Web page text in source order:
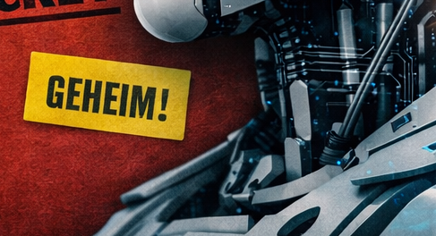
geheim gehalten werden können, ist im
erlaubt es, Erfindungen als geheim
schweren Nachteil für die äußere Sicherheit
würde. Solche Fälle sind selten, aber
DPMA eine interne Stelle, informell bekannt
zuständig ist.
gelten – etwa aus den
oder militärische Kommunikation. Die